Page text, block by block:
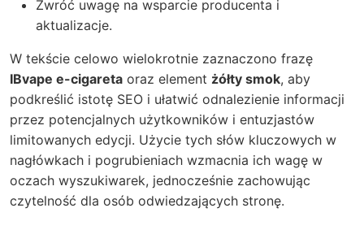
Zwróć uwagę na wsparcie producenta i
aktualizacje.
W tekście celowo wielokrotnie zaznaczono frazę
IBvape e-cigareta oraz element żółty smok, aby
podkreślić istotę SEO i ułatwić odnalezienie informacji
przez potencjalnych użytkowników i entuzjastów
limitowanych edycji. Użycie tych słów kluczowych w
nagłówkach i pogrubieniach wzmacnia ich wagę w
oczach wyszukiwarek, jednocześnie zachowując
czytelność dla osób odwiedzających stronę.